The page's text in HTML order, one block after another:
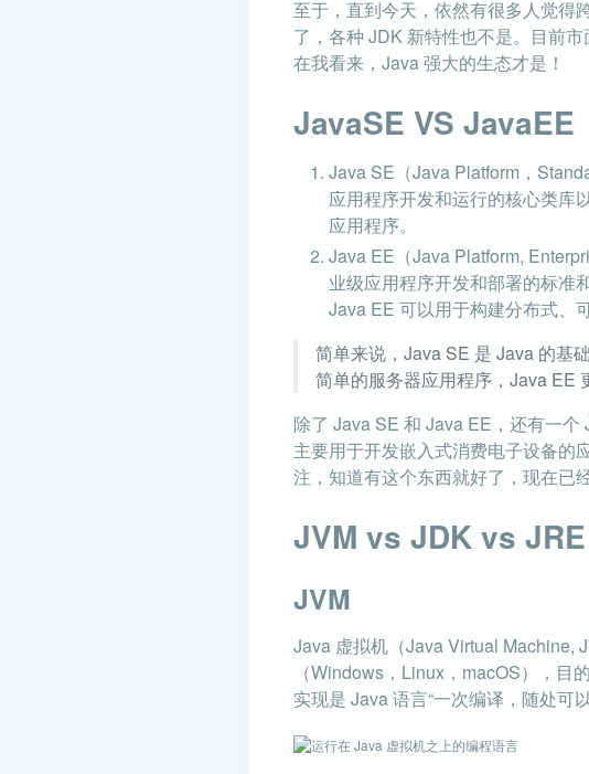
至于，直到今天，依然有很多人觉得
了，各种 JDK 新特性也不是。目前
在我看来，Java 强大的生态才是！
JavaSE VS JavaEE
Java SE（Java Platform，
应用程序开发和运行的核心类库
应用程序。
Java EE（Java Platform,
业级应用程序开发和部署的标准
Java EE 可以用于构建分布式、
简单来说，Java SE 是 Java 的基
简单的服务器应用程序，Java EE
除了 Java SE 和 Java EE，还有一
主要用于开发嵌入式消费电子设备的
注，知道有这个东西就好了，现在已
JVM vs JDK vs JRE
JVM
Java 虚拟机（Java Virtual Machine,
（Windows，Linux，macOS），
实现是 Java 语言“一次编译，随处可